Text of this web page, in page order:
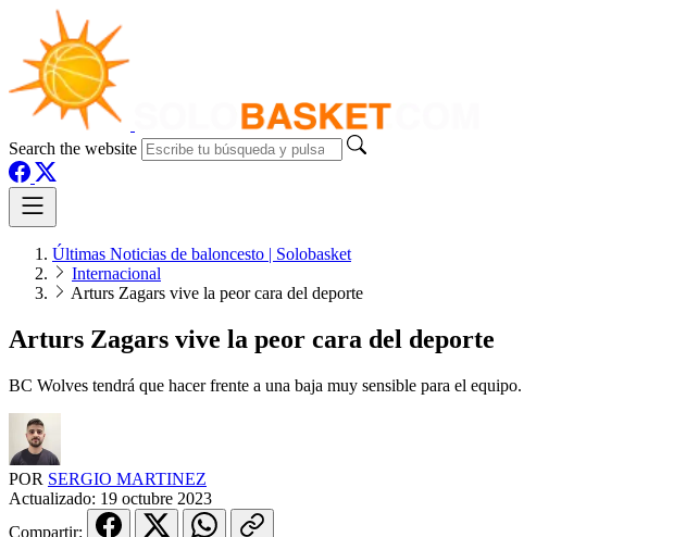
Search the website
Últimas Noticias de baloncesto | Solobasket
Internacional
Arturs Zagars vive la peor cara del deporte
Arturs Zagars vive la peor cara del deporte
BC Wolves tendrá que hacer frente a una baja muy sensible para el equipo.
POR SERGIO MARTINEZ
Actualizado: 19 octubre 2023
Compartir: